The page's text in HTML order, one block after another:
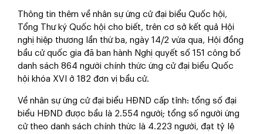
Thông tin thêm về nhân sự ứng cử đại biểu Quốc hội,
Tổng Thư ký Quốc hội cho biết, trên cơ sở kết quả Hội
nghị hiệp thương lần thứ ba, ngày 14/2 vừa qua, Hội đồng
bầu cử quốc gia đã ban hành Nghị quyết số 151 công bố
danh sách 864 người chính thức ứng cử đại biểu Quốc
hội khóa XVI ở 182 đơn vị bầu cử.
Về nhân sự ứng cử đại biểu HĐND cấp tỉnh: tổng số đại
biểu HĐND được bầu là 2.554 người; tổng số người ứng
cử theo danh sách chính thức là 4.223 người, đạt tỷ lệ